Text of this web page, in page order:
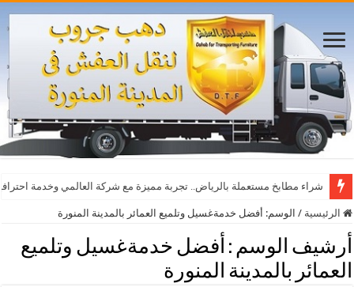
شراء مطابخ مستعملة بالرياض.. تجربة مميزة مع شركة العالمي وخدمة
الرئيسية / الوسم: أفضل خدمةغسيل وتلميع العمائر بالمدينة المنورة
أرشيف الوسم : أفضل خدمةغسيل وتلميع
العمائر بالمدينة المنورة